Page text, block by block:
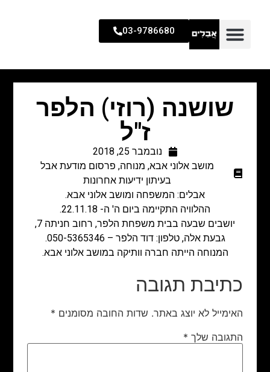
03-9786680
שושנה (רוזי) הלפר
ז"ל
נובמבר 25, 2018
מושב אלוני אבא, מנוחה, פרסום מודעת אבל
בעיתון ידיעות אחרונות
אבלים: המשפחה ומושב אלוני אבא.
ההלוויה התקיימה ביום ה' ה- 22.11.18.
יושבים שבעה בבית משפחת הלפר, רחוב חניתה 7,
גבעת אלה, טלפון: דוד הלפר – 050-5365346.
המנוחה הייתה חברה וותיקה במושב אלוני אבא.
כתיבת תגובה
האימייל לא יוצג באתר. שדות החובה מסומנים *
התגובה שלך *